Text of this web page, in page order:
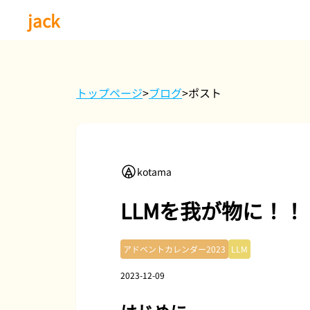
jack
トップページ>ブログ>ポスト
kotama
LLMを我が物に！！
アドベントカレンダー2023 LLM
2023-12-09